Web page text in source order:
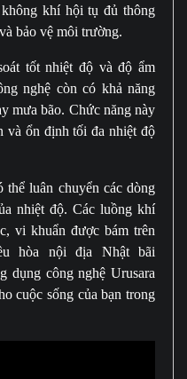
khí hội tụ đủ thông
bảo vệ môi trường.
tốt nhiệt độ và độ ẩm
nghệ còn có khả năng
mưa bão. Chức năng này
và ổn định tối đa nhiệt độ
thể luân chuyển các dòng
nhiệt độ. Các luồng khí
vi khuẩn được bám trên
hòa nội địa Nhật bãi
dụng công nghệ Urusara
cuộc sống của bạn trong